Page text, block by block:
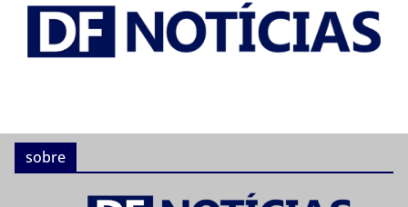
sobre